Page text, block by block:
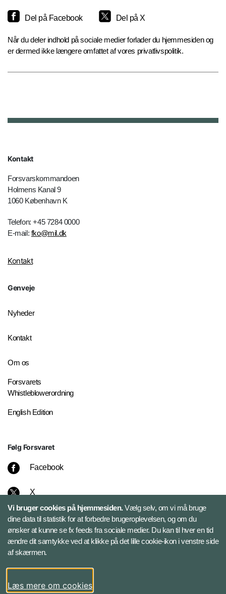
Del på Facebook Del på X
Når du deler indhold på sociale medier forlader du hjemmesiden og
er dermed ikke længere omfattet af vores privatlivspolitik.
Kontakt
Forsvarskommandoen
Holmens Kanal 9
1060 København K
Telefon: +45 7284 0000
E-mail: fko@mil.dk
Kontakt
Genveje
Nyheder
Kontakt
Om os
Forsvarets
Whistleblowerordning
English Edition
Følg Forsvaret
Facebook
X
Instagram
Bluesky
LinkedIn
Vi bruger cookies på hjemmesiden.Vælg selv, om vi må bruge
dine data til statistik for at forbedre brugeroplevelsen, og om du
ønsker at kunne se fx feeds fra sociale medier. Du kan til hver en tid
ændre dit samtykke ved at klikke på det lille cookie-ikon i venstre side
af skærmen.
Læs mere om cookies